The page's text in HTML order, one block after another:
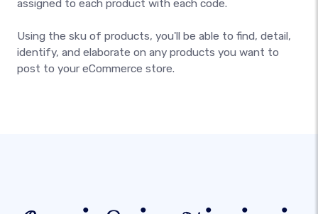
assigned to each product with each code.
Using the sku of products, you'll be able to find, detail,
identify, and elaborate on any products you want to
post to your eCommerce store.